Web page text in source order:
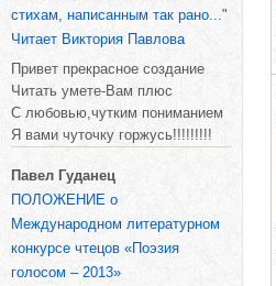
стихам, написанным так рано..."
Читает Виктория Павлова
Привет прекрасное создание
Читать умете-Вам плюс
С любовью,чутким пониманием
Я вами чуточку горжусь!!!!!!!!!
Павел Гуданец
ПОЛОЖЕНИЕ о
Международном литературном
конкурсе чтецов «Поэзия
голосом – 2013»